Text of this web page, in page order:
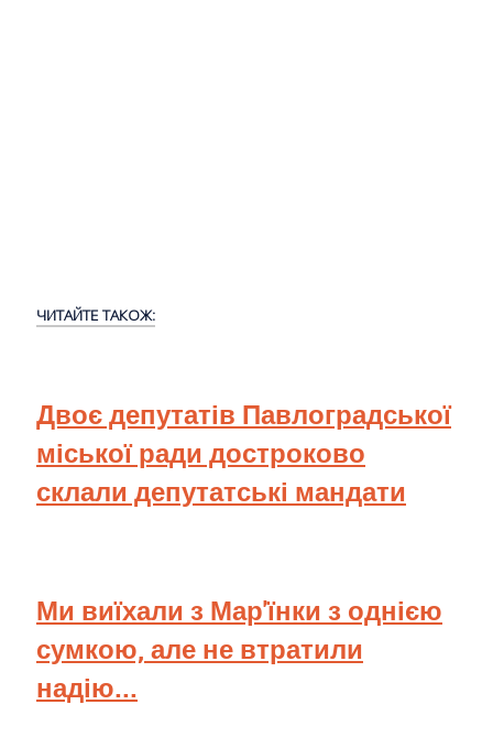
ЧИТАЙТЕ ТАКОЖ:
Двоє депутатів Павлоградської
міської ради достроково
склали депутатські мандати
Ми виїхали з Мар'їнки з однією
сумкою, але не втратили
надію...